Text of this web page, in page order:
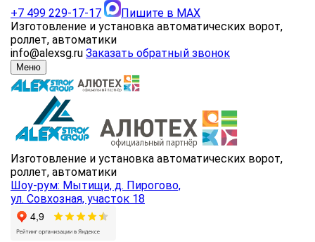
+7 499 229-17-17
Пишите в MAX
Изготовление и установка автоматических ворот,
роллет, автоматики
info@alexsg.ru Заказать обратный звонок
Меню
Изготовление и установка автоматических ворот,
роллет, автоматики
Шоу-рум: Мытищи, д. Пирогово,
ул. Совхозная, участок 18